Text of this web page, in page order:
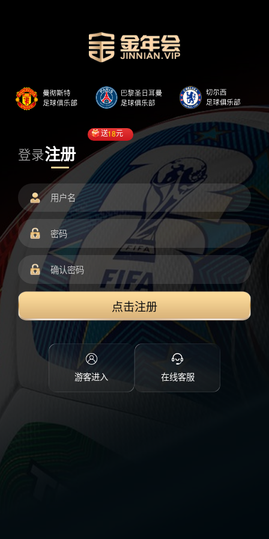
登录注册
送18元
点击注册
游客进入 在线客服